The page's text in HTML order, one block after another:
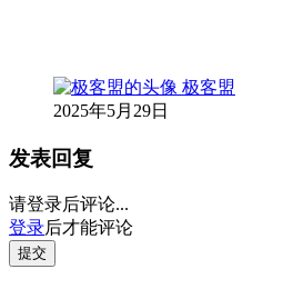
极客盟
2025年5月29日
发表回复
请登录后评论...
登录后才能评论
提交